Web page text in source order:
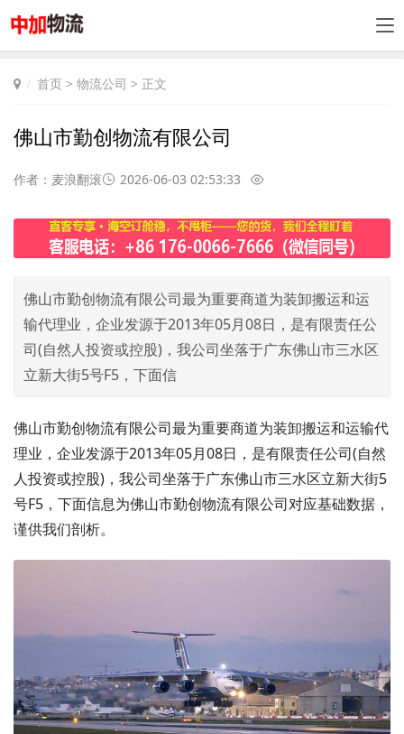
首页 > 物流公司 > 正文
佛山市勤创物流有限公司
作者：麦浪翻滚 2026-06-03 02:53:33
佛山市勤创物流有限公司最为重要商道为装卸搬运和运
输代理业，企业发源于2013年05月08日，是有限责任公
司(自然人投资或控股)，我公司坐落于广东佛山市三水区
立新大街5号F5，下面信
佛山市勤创物流有限公司最为重要商道为装卸搬运和运输代
理业，企业发源于2013年05月08日，是有限责任公司(自然
人投资或控股)，我公司坐落于广东佛山市三水区立新大街5
号F5，下面信息为佛山市勤创物流有限公司对应基础数据，
谨供我们剖析。